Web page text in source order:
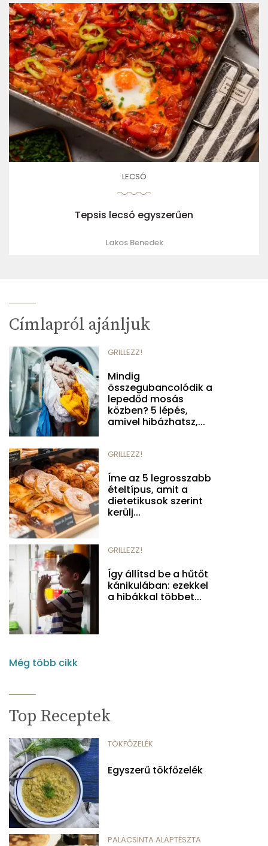
LECSÓ
Tepsis lecsó egyszerűen
Lakos Benedek
Címlapról ajánljuk
GRILLEZZ!
Mindig
összegubancolódik a
lepedőd mosás
közben? 5 lépés,
amivel hibázhatsz,...
GRILLEZZ!
Íme az 5 legrosszabb
ételtípus, amit a
dietetikusok szerint
kerülj...
GRILLEZZ!
Így állítsd be a hűtőt
kánikulában: ezekkel
a hibákkal többet...
Még több cikk
Top Receptek
TÖKFŐZELÉK
Egyszerű tökfőzelék
PALACSINTA ALAPTÉSZTA